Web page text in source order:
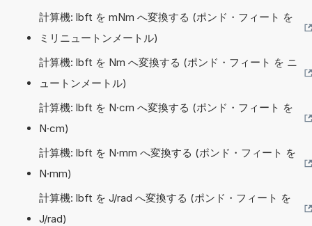
計算機: lbft を mNm へ変換する (ポンド・フィート を
ミリニュートンメートル)
計算機: lbft を Nm へ変換する (ポンド・フィート を ニ
ュートンメートル)
計算機: lbft を N·cm へ変換する (ポンド・フィート を
N·cm)
計算機: lbft を N·mm へ変換する (ポンド・フィート を
N·mm)
計算機: lbft を J/rad へ変換する (ポンド・フィート を
J/rad)